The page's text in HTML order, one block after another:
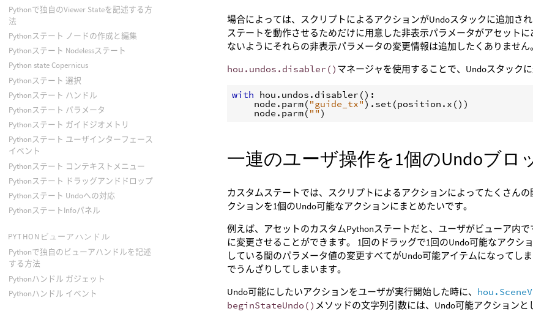
場合によっては、スクリプトによるアクションがUndoスタックに追加さ
ステートを動作させるためだけに用意した非表示パラメータがアセット
ないようにそれらの非表示パラメータの変更情報は追加したくありません。
hou.undos.disabler() マネージャを使用することで、Undoスタック
with hou . undos . disabler ():
node . parm( "guide_tx" ) . set (position . x ())
node . parm( "")
一連のユーザ操作を1個のUndoブロ
カスタムステートでは、スクリプトによるアクションによってたくさん
クションを1個のUndo可能なアクションにまとめたいです。
例えば、アセットのカスタムPythonステートだと、ユーザがビューア内
に変更させることができます。 1回のドラッグで1回のUndo可能なアク
している間のパラメータ値の変更すべてがUndo可能アイテムになってし
でうんざりしてしまいます。
Undo可能にしたいアクションをユーザが実行開始した時に、
beginStateUndo() メソッドの文字列引数には、Undo可能アクション
Pythonで独自のViewer Stateを記述する方
法
Pythonステート ノードの作成と編集
Pythonステート Nodelessステート
Python state Copernicus
Pythonステート 選択
Pythonステート ハンドル
Pythonステート パラメータ
Pythonステート ガイドジオメトリ
Pythonステート ユーザインターフェース
イベント
Pythonステート コンテキストメニュー
Pythonステート ドラッグアンドドロップ
Pythonステート Undoへの対応
PythonステートInfoパネル
PYTHONビューアハンドル
Pythonで独自のビューアハンドルを記述
する方法
Pythonハンドル ガジェット
Pythonハンドル イベント